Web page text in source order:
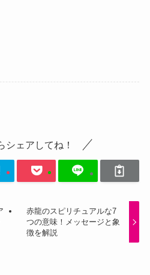
シェアしてね！
赤龍のスピリチュアルな7
つの意味！メッセージと象
徴を解説